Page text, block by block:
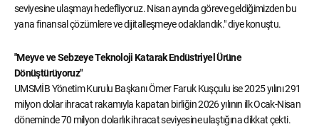
seviyesine ulaşmayı hedefliyoruz. Nisan ayında göreve geldiğimizden bu
yana finansal çözümlere ve dijitalleşmeye odaklandık." diye konuştu.
"Meyve ve Sebzeye Teknoloji Katarak Endüstriyel Ürüne
Dönüştürüyoruz"
UMSMİB Yönetim Kurulu Başkanı Ömer Faruk Kuşçulu ise 2025 yılını 291
milyon dolar ihracat rakamıyla kapatan birliğin 2026 yılının ilk Ocak-Nisan
döneminde 70 milyon dolarlık ihracat seviyesine ulaştığına dikkat çekti.